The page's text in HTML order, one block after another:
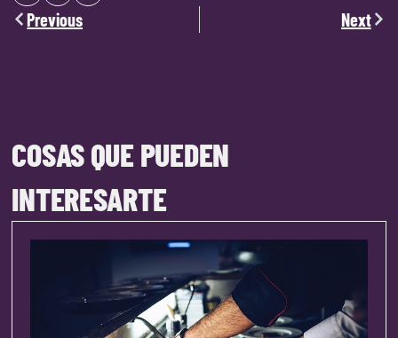
Previous Next
COSAS QUE PUEDEN
INTERESARTE